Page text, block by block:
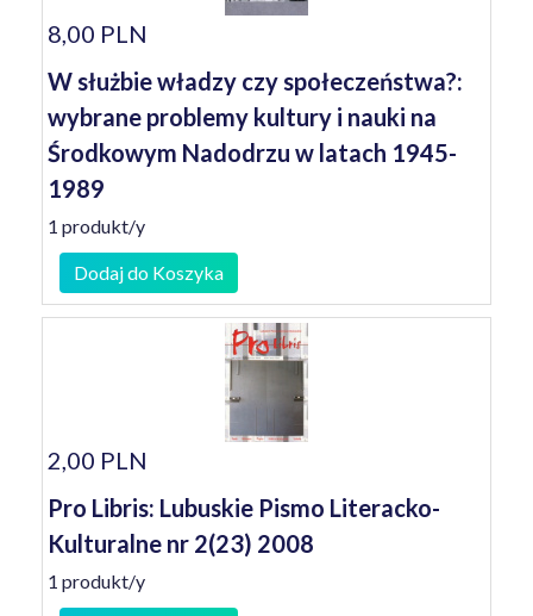
8,00 PLN
W służbie władzy czy społeczeństwa?:
wybrane problemy kultury i nauki na
Środkowym Nadodrzu w latach 1945-
1989
1 produkt/y
Dodaj do Koszyka
2,00 PLN
Pro Libris: Lubuskie Pismo Literacko-
Kulturalne nr 2(23) 2008
1 produkt/y